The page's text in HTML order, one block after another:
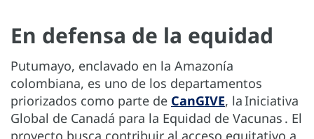
En defensa de la equidad
Putumayo, enclavado en la Amazonía
colombiana, es uno de los departamentos
priorizados como parte de CanGIVE, la Iniciativa
Global de Canadá para la Equidad de Vacunas . El